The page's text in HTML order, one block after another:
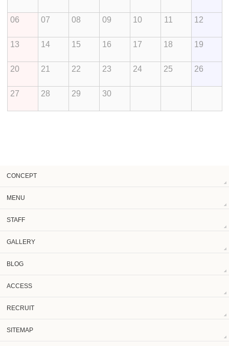
06 07 08 09 10 11 12
13 14 15 16 17 18 19
20 21 22 23 24 25 26
27 28 29 30
CONCEPT
MENU
STAFF
GALLERY
BLOG
ACCESS
RECRUIT
SITEMAP